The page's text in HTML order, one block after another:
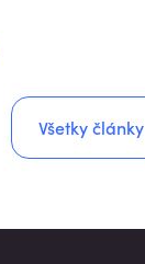
Všetky články